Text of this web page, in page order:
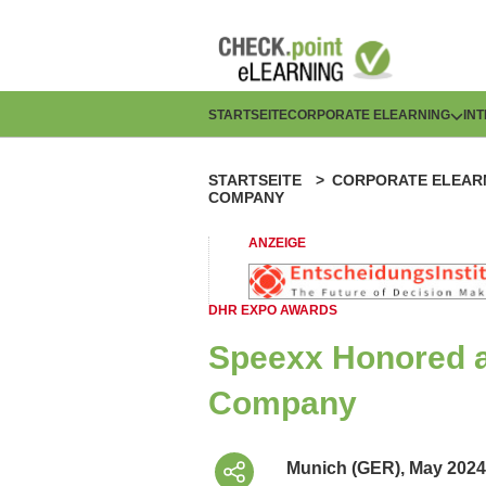
H
u
p
t
n
a
v
i
STARTSEITECORPORATE ELEARNING
P
f
a
d
n
a
v
STARTSEITE CORPORATE
COMPANY
ANZEIGE
DHR EXPO AWARDS
Speexx Honored
Company
Munich (GER), May